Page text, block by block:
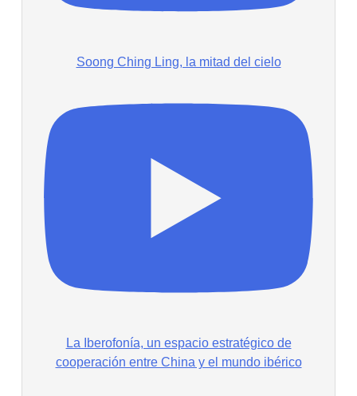
Soong Ching Ling, la mitad del cielo
La Iberofonía, un espacio estratégico de
cooperación entre China y el mundo ibérico